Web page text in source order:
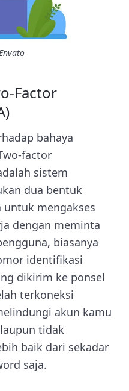
Factor
bahaya
factor
sistem
dua bentuk
mengakses
dengan meminta
biasanya
identifikasi
dikirim ke ponsel
terkoneksi
akun kamu
tidak
baik dari sekadar
saja.